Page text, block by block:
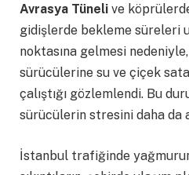
Avrasya Tüneli ve
gidişlerde bekleme süreleri
noktasına gelmesi
sürücülerine su ve çiçek
çalıştığı gözlemlendi. Bu
sürücülerin stresini daha da
İstanbul trafiğinde